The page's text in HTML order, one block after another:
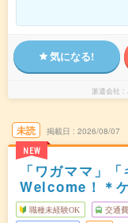
気になる!
派遣会社
未読
NEW
掲載日 2026/08/07
「ワガママ」
Welcome！＊
職種未経験OK 交通